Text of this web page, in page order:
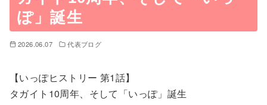
ぽ」誕生
2026.06.07 代表ブログ
【いっぽヒストリー 第1話】
タガイト10周年、そして「いっぽ」誕生